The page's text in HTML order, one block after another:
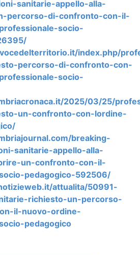
sanitarie-appello-alla-
percorso-di-confronto-con-il-
socio-
index.php/
percorso-di-confronto-con-
socio-
2025/03/25/
un-confronto-con-lordine-
breaking-
sanitarie-appello-alla-
un-confronto-con-il-
pedagogico-592506/
attualita/50991-
richiesto-un-percorso-
il-nuovo-ordine-
pedagogico